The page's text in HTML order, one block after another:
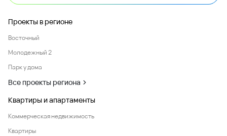
Проекты в регионе
Восточный
Молодежный 2
Парк у дома
Все проекты региона
Квартиры и апартаменты
Коммерческая недвижимость
Квартиры